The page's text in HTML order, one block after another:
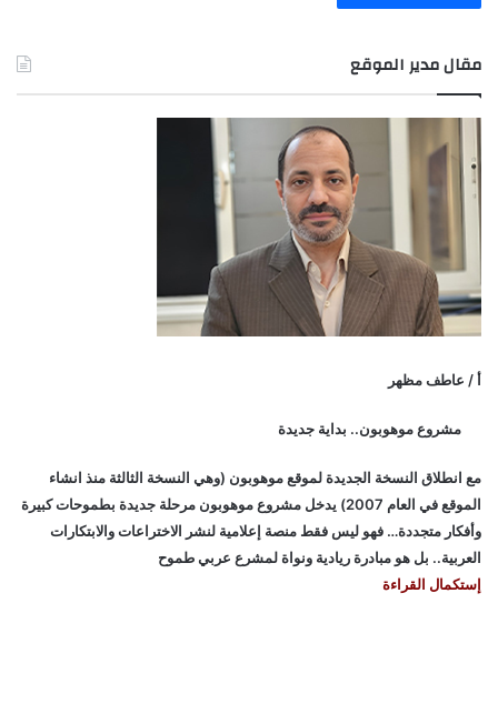
مقال مدير الموقع
أ / عاطف مظهر
مشروع موهوبون.. بداية جديدة
مع انطلاق النسخة الجديدة لموقع موهوبون (وهي النسخة الثالثة منذ انشاء
الموقع في العام 2007) يدخل مشروع موهوبون مرحلة جديدة بطموحات كبيرة
وأفكار متجددة… فهو ليس فقط منصة إعلامية لنشر الاختراعات والابتكارات
العربية.. بل هو مبادرة ريادية ونواة لمشرع عربي طموح
إستكمال القراءة